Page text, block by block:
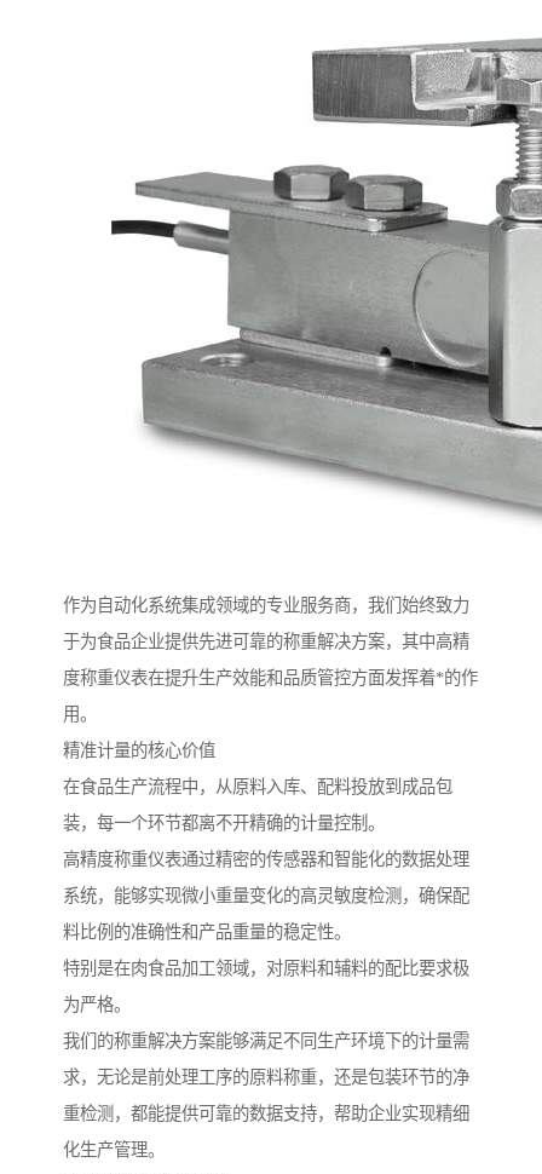
作为自动化系统集成领域的专业服务商，我们始终致力
于为食品企业提供先进可靠的称重解决方案，其中高精
度称重仪表在提升生产效能和品质管控方面发挥着*的作
用。
精准计量的核心价值
在食品生产流程中，从原料入库、配料投放到成品包
装，每一个环节都离不开精确的计量控制。
高精度称重仪表通过精密的传感器和智能化的数据处理
系统，能够实现微小重量变化的高灵敏度检测，确保配
料比例的准确性和产品重量的稳定性。
特别是在肉食品加工领域，对原料和辅料的配比要求极
为严格。
我们的称重解决方案能够满足不同生产环境下的计量需
求，无论是前处理工序的原料称重，还是包装环节的净
重检测，都能提供可靠的数据支持，帮助企业实现精细
化生产管理。